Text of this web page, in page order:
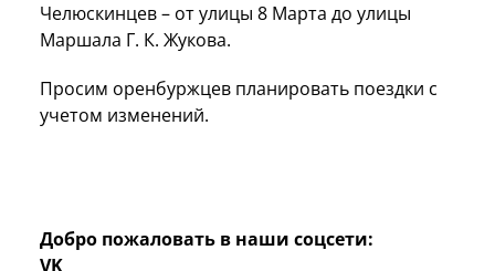
Челюскинцев – от улицы 8 Марта до улицы
Маршала Г. К. Жукова.
Просим оренбуржцев планировать поездки с
учетом изменений.
Добро пожаловать в наши соцсети:
VK